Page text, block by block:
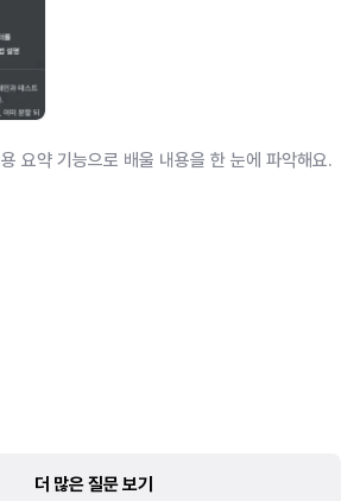
요약 기능으로 배울 내용을 한 눈에 파악해요.
더 많은 질문 보기